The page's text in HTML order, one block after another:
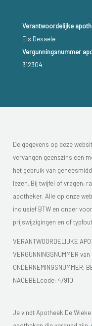
Verantwoordelijke
Els Desaele
Vergunningsnummer
312304
De gegevens op deze
vervangen geenszins een
het gebruik van
lezen. Bij twijfel of vragen,
apotheker. Alle op onze
inclusief BTW en onder
prijswijzigingen en of
VERANTWOORDELIJKE
VERGUNNINGSNUMMER
ONDERNEMINGSNUMMER:
NACEBELcode: 47910
Je vindt Apotheek De Wieke